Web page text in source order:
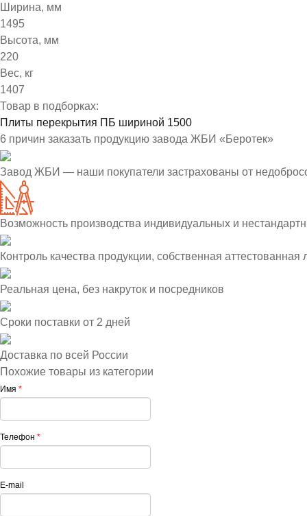
Ширина, мм
1495
Высота, мм
220
Вес, кг
1407
Товар в подборках:
Плиты перекрытия ПБ шириной 1500
6 причин заказать продукцию завода ЖБИ «Беротек»
Завод ЖБИ — наши покупатели застрахованы от
Возможность производства индивидуальных и
Контроль качества продукции, собственная аттестованная
Реальная цена, без накруток и посредников
Сроки поставки от 2 дней
Доставка по всей России
Похожие товары из категории
Имя *
Телефон *
E-mail